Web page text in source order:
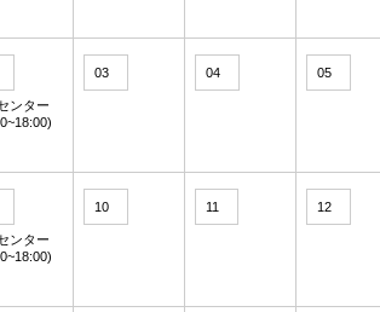
ンター
03 04 05
ンター
10 11 12